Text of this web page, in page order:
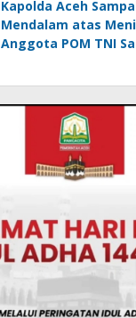
Zaman
Kapolda Aceh
Mendalam atas
Anggota POM TNI